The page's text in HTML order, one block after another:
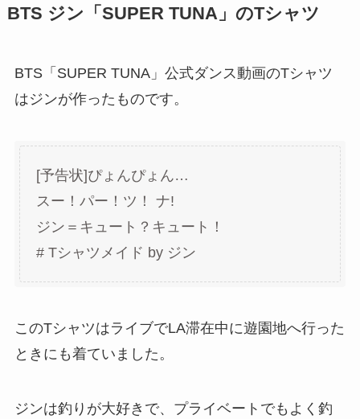
BTS ジン「SUPER TUNA」のTシャツ
BTS「SUPER TUNA」公式ダンス動画のTシャツ
はジンが作ったものです。
[予告状]ぴょんぴょん…
スー！パー！ツ！ ナ!
ジン＝キュート？キュート！
# Tシャツメイド by ジン
このTシャツはライブでLA滞在中に遊園地へ行った
ときにも着ていました。
ジンは釣りが大好きで、プライベートでもよく釣